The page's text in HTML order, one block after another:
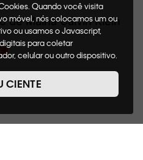
Quando você visita
móvel, nós colocamos um ou
ou usamos o Javascript,
para coletar
celular ou outro dispositivo.
cookies usaremos e quais
os dados
você visita nosso site,
do site, incluindo,
CIENTE
de Malha Calvin Klein